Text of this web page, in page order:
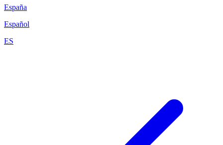
España
Español
ES